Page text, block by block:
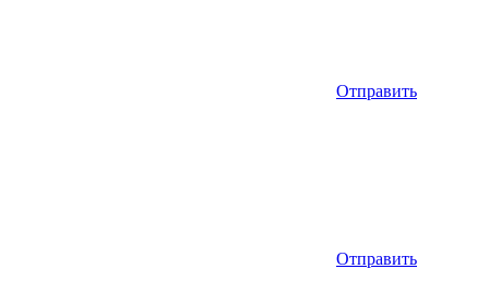
Отправить
Отправить